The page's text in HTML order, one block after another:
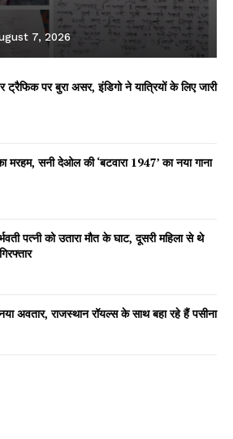
7, 2026
ट्रैफिक पर बुरा असर, इंडिगो ने यात्रियों के लिए जारी
मरहम, सनी देओल की ‘बटवारा 1947’ का नया गाना
पत्नी को उतारा मौत के घाट, दूसरी महिला से थे
अवतार, राजस्थान रॉयल्स के साथ बहा रहे हैं पसीना